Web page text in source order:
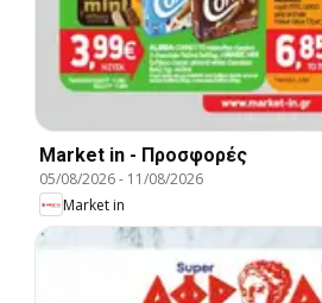
Market in - Προσφορές
05/08/2026- 11/08/2026
Market in